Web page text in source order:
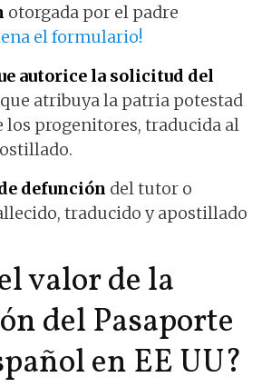
otorgada por el padre
el formulario!
autorice la solicitud del
atribuya la patria potestad
los progenitores, traducida al
defunción del tutor o
traducido y apostillado
valor de la
del Pasaporte
en EE UU?